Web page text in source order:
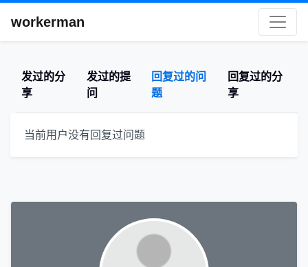
workerman
发过的分
享
发过的提
问
回复过的问
题
回复过的分
享
当前用户没有回复过问题